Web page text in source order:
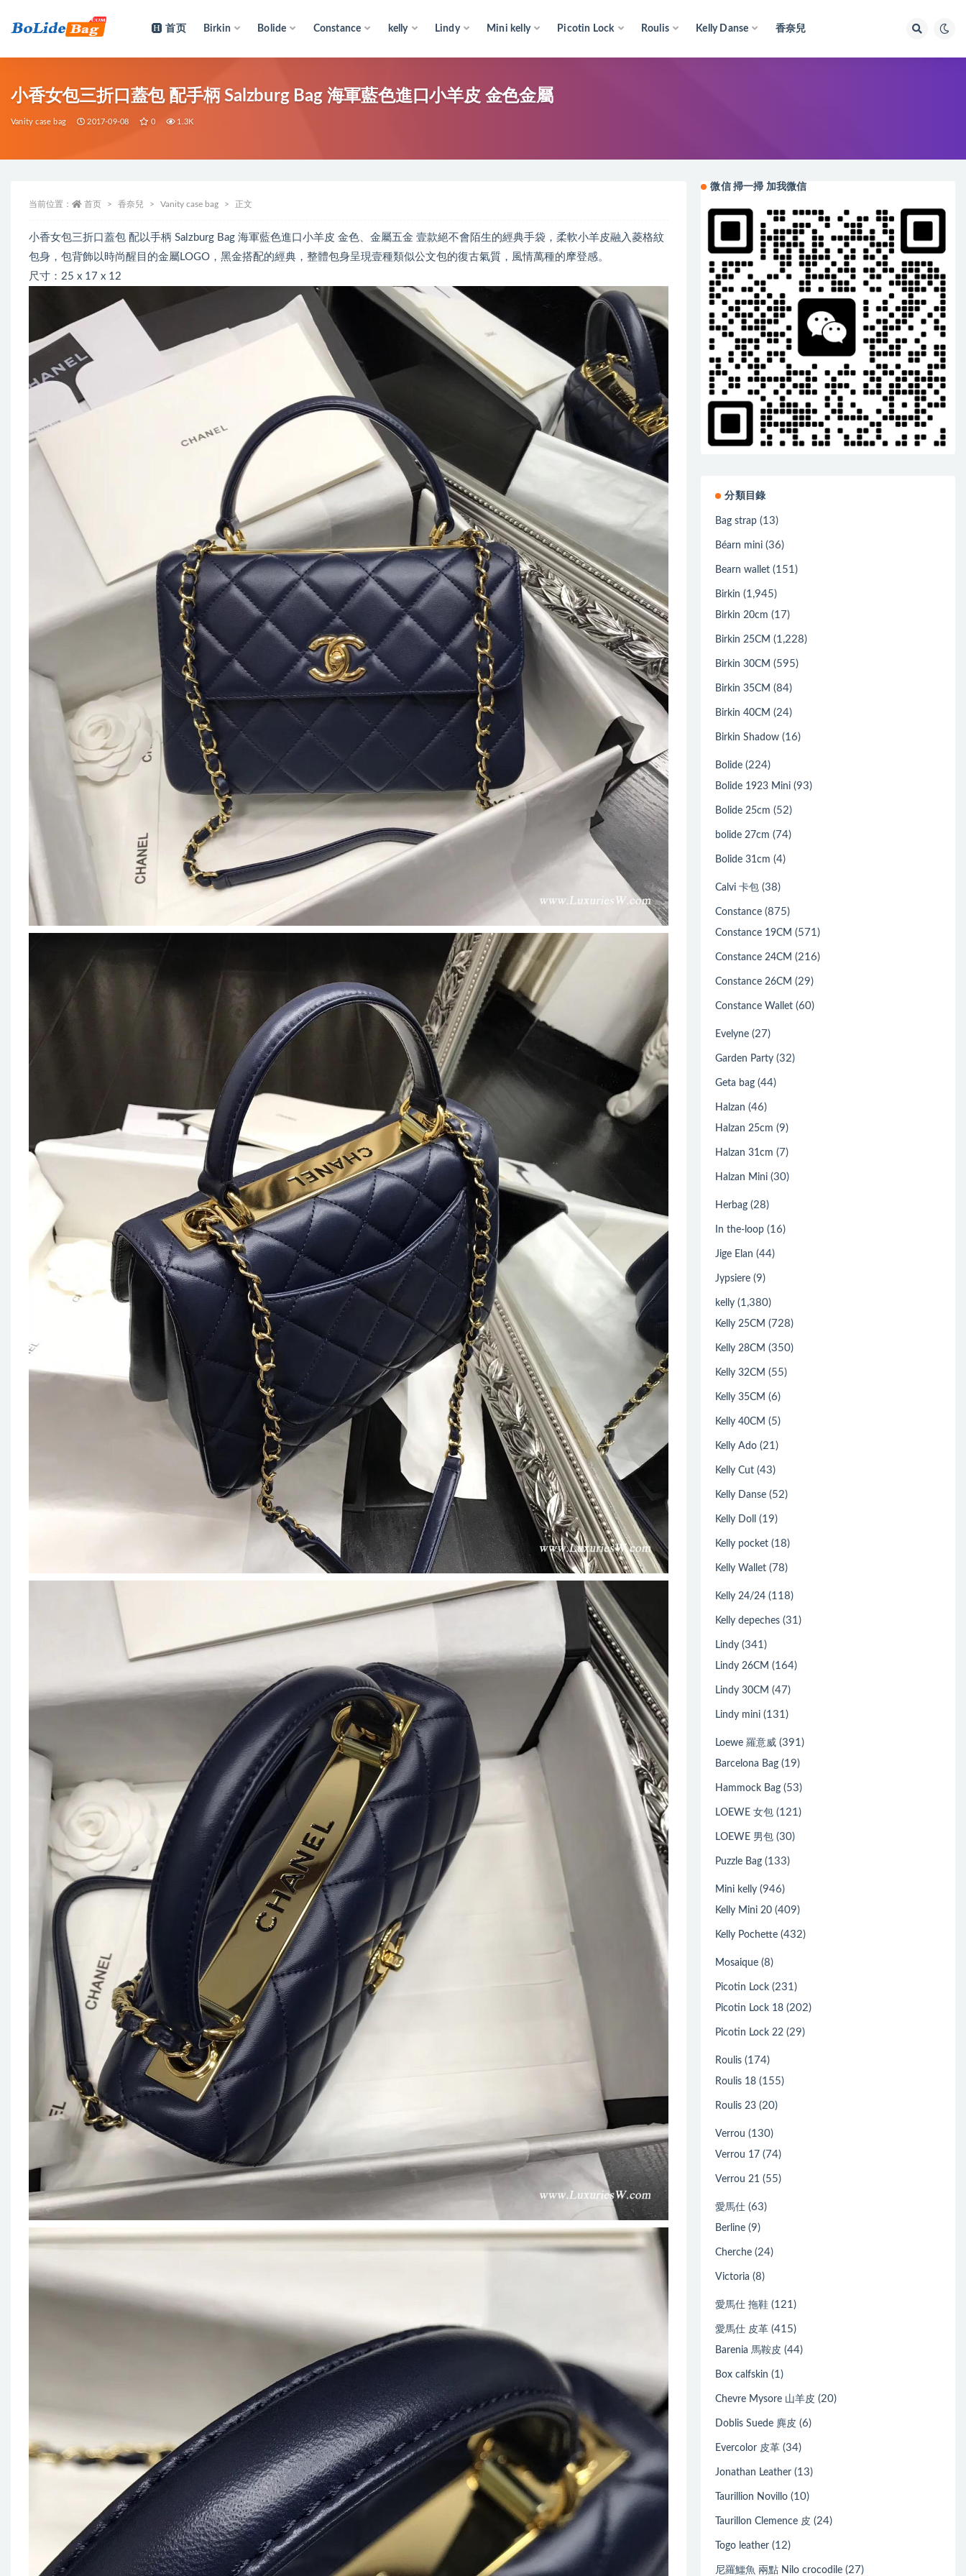
首页 Birkin Bolide Constance kelly Lindy Mini kelly Picotin Lock Roulis Kelly Danse 香奈兒
小香女包三折口蓋包 配手柄 Salzburg Bag 海軍藍色進口小羊皮 金色金屬
Vanity case bag 2017-09-08 0 1.3K
当前位置： 首页 香奈兒 Vanity case bag 正文
小香女包三折口蓋包 配以手柄 Salzburg Bag 海軍藍色進口小羊皮 金色、金屬五金 壹款絕不會陌生的經典手袋，柔軟小羊皮融入菱格紋
包身，包背飾以時尚醒目的金屬LOGO，黑金搭配的經典，整體包身呈現壹種類似公文包的復古氣質，風情萬種的摩登感。
尺寸：25 x 17 x 12
微信 掃一掃 加我微信
分類目錄
Bag strap (13)
Béarn mini (36)
Bearn wallet (151)
Birkin (1,945)
Birkin 20cm (17)
Birkin 25CM (1,228)
Birkin 30CM (595)
Birkin 35CM (84)
Birkin 40CM (24)
Birkin Shadow (16)
Bolide (224)
Bolide 1923 Mini (93)
Bolide 25cm (52)
bolide 27cm (74)
Bolide 31cm (4)
Calvi 卡包 (38)
Constance (875)
Constance 19CM (571)
Constance 24CM (216)
Constance 26CM (29)
Constance Wallet (60)
Evelyne (27)
Garden Party (32)
Geta bag (44)
Halzan (46)
Halzan 25cm (9)
Halzan 31cm (7)
Halzan Mini (30)
Herbag (28)
In the-loop (16)
Jige Elan (44)
Jypsiere (9)
kelly (1,380)
Kelly 25CM (728)
Kelly 28CM (350)
Kelly 32CM (55)
Kelly 35CM (6)
Kelly 40CM (5)
Kelly Ado (21)
Kelly Cut (43)
Kelly Danse (52)
Kelly Doll (19)
Kelly pocket (18)
Kelly Wallet (78)
Kelly 24/24 (118)
Kelly depeches (31)
Lindy (341)
Lindy 26CM (164)
Lindy 30CM (47)
Lindy mini (131)
Loewe 羅意威 (391)
Barcelona Bag (19)
Hammock Bag (53)
LOEWE 女包 (121)
LOEWE 男包 (30)
Puzzle Bag (133)
Mini kelly (946)
Kelly Mini 20 (409)
Kelly Pochette (432)
Mosaique (8)
Picotin Lock (231)
Picotin Lock 18 (202)
Picotin Lock 22 (29)
Roulis (174)
Roulis 18 (155)
Roulis 23 (20)
Verrou (130)
Verrou 17 (74)
Verrou 21 (55)
愛馬仕 (63)
Berline (9)
Cherche (24)
Victoria (8)
愛馬仕 拖鞋 (121)
愛馬仕 皮革 (415)
Barenia 馬鞍皮 (44)
Box calfskin (1)
Chevre Mysore 山羊皮 (20)
Doblis Suede 麂皮 (6)
Evercolor 皮革 (34)
Jonathan Leather (13)
Taurillion Novillo (10)
Taurillon Clemence 皮 (24)
Togo leather (12)
尼羅鱷魚 兩點 Nilo crocodile (27)